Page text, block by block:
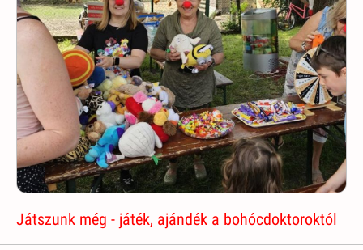
Játszunk még - játék, ajándék a bohócdoktoroktól